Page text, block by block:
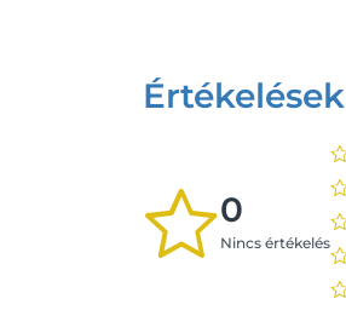
Értékelések
0
Nincs értékelés